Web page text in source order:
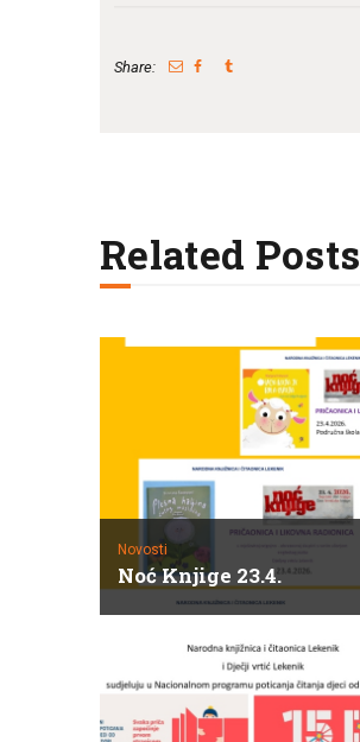
Share:
Related Posts
Novosti
Noć Knjige 23.4.